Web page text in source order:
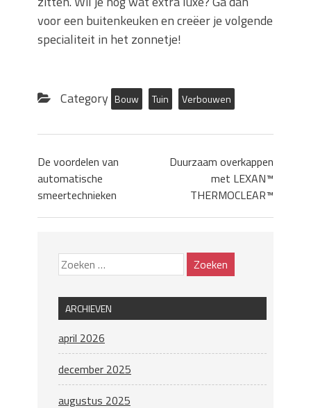
voor een buitenkeuken en creëer je volgende
specialiteit in het zonnetje!
Category Bouw Tuin Verbouwen
De voordelen van
automatische
smeertechnieken
Duurzaam overkappen
met LEXAN™
THERMOCLEAR™
ARCHIEVEN
april 2026
december 2025
augustus 2025